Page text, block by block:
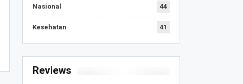
Nasional 44
Kesehatan 41
Reviews